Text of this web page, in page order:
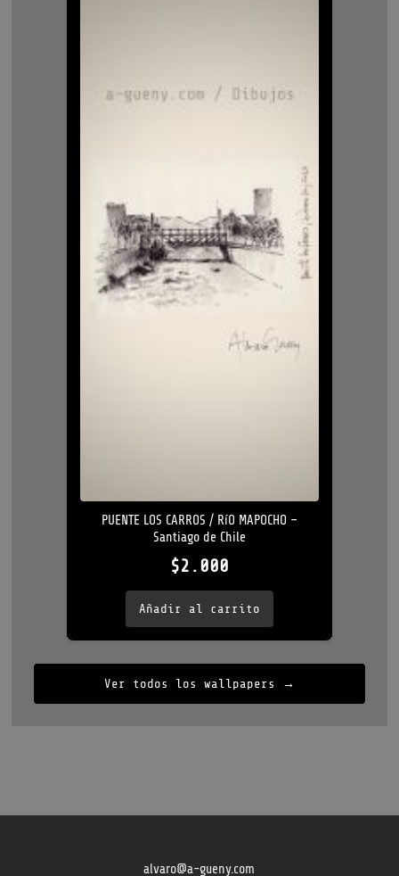
PUENTE LOS CARROS / RíO MAPOCHO –
Santiago de Chile
$2.000
Añadir al carrito
Ver todos los wallpapers →
alvaro@a-gueny.com